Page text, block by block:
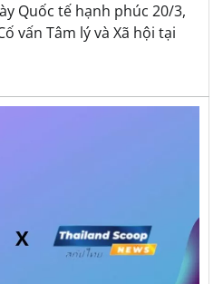
Quốc tế hạnh phúc 20/3,
vấn Tâm lý và Xã hội tại